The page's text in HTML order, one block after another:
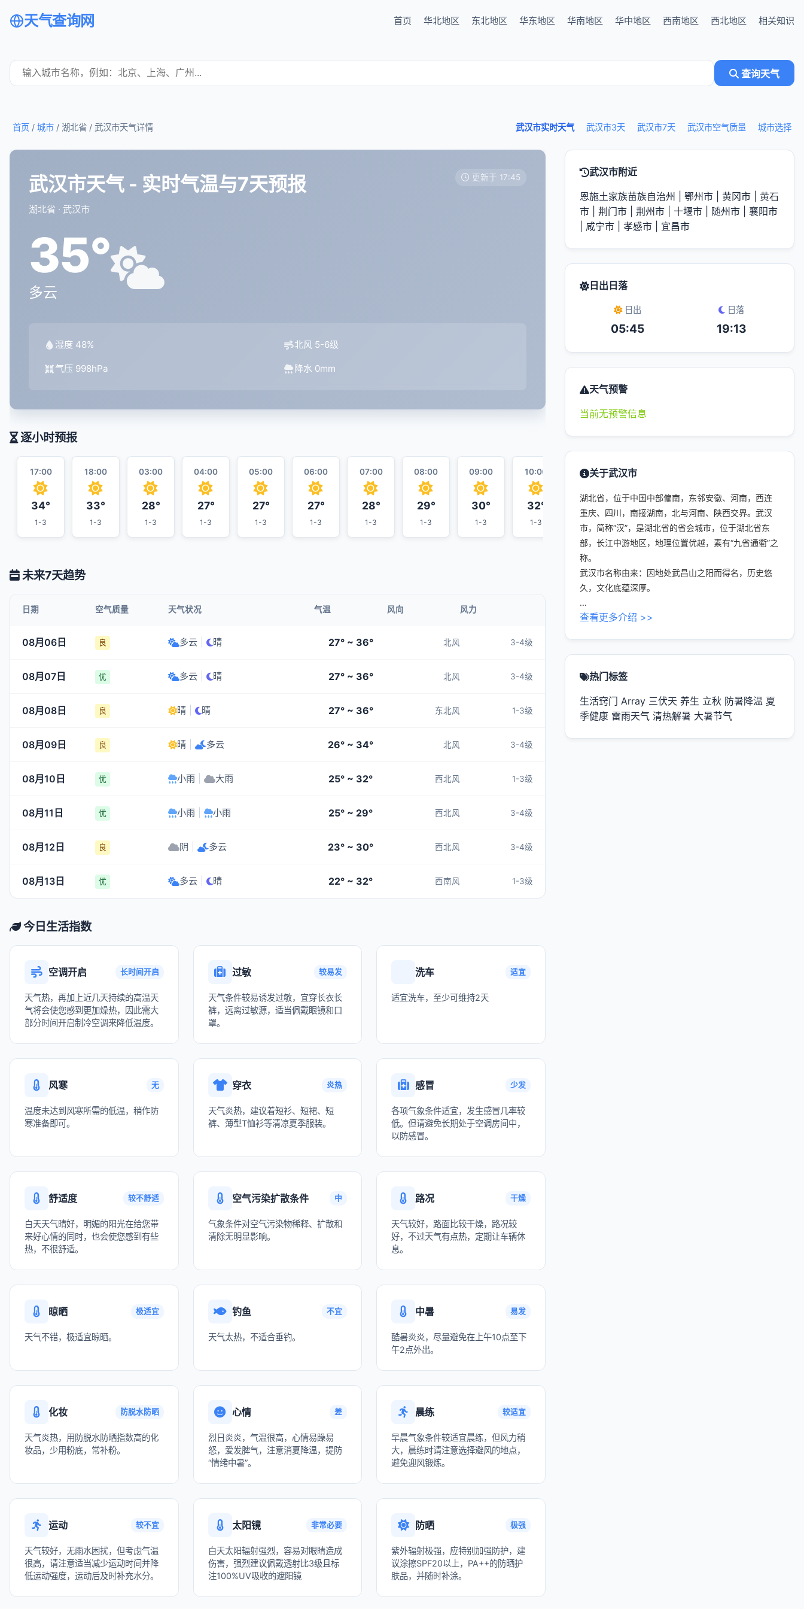
天气查询网 首页 华北地区 东北地区 华东地区 华南地区 华中地区 西南地区 西北地区 相关知识
查询天气
武汉市实时天气 武汉市3天 武汉市7天 武汉市空气质量 城市选择
首页 / 城市 / 湖北省 / 武汉市天气详情
武汉市天气 - 实时气温与7天预报
湖北省 · 武汉市
更新于 17:45
35°
多云
湿度 48% 北风 5-6级
气压 998hPa 降水 0mm
逐小时预报
17:00
34°
1-3
18:00
33°
1-3
03:00
28°
1-3
04:00
27°
1-3
05:00
27°
1-3
06:00
27°
1-3
07:00
28°
1-3
08:00
29°
1-3
09:00
30°
1-3
10:00
32°
1-3
11:00
33°
12:00
34°
1-3
32°
1-3
35°
1-3
未来7天趋势
日期 空气质量 天气状况 气温 风向 风力
08月06日 良 多云 晴 27° ~ 36° 北风 3-4级
08月07日 优 多云 晴 27° ~ 36° 北风 3-4级
08月08日 良 晴 晴 27° ~ 36° 东北风 1-3级
08月09日 良 晴 多云 26° ~ 34° 北风 3-4级
08月10日 优 小雨 大雨 25° ~ 32° 西北风 1-3级
08月11日 优 小雨 小雨 25° ~ 29° 西北风 3-4级
08月12日 良 阴 多云 23° ~ 30° 西北风 3-4级
08月13日 优 多云 晴 22° ~ 32° 西南风 1-3级
今日生活指数
空调开启 长时间开启
天气热，再加上近几天持续的高温天
气将会使您感到更加燥热，因此需大
部分时间开启制冷空调来降低温度。
过敏 较易发
天气条件较易诱发过敏，宜穿长衣长
裤，远离过敏源，适当佩戴眼镜和口
罩。
洗车 适宜
适宜洗车，至少可维持2天
风寒 无
温度未达到风寒所需的低温，稍作防
寒准备即可。
穿衣 炎热
天气炎热，建议着短衫、短裙、短
裤、薄型T恤衫等清凉夏季服装。
感冒 少发
各项气象条件适宜，发生感冒几率较
低。但请避免长期处于空调房间中，
以防感冒。
舒适度 较不舒适
白天天气晴好，明媚的阳光在给您带
来好心情的同时，也会使您感到有些
热，不很舒适。
空气污染扩散条件 中
气象条件对空气污染物稀释、扩散和
清除无明显影响。
路况 干燥
天气较好，路面比较干燥，路况较
好，不过天气有点热，定期让车辆休
息。
晾晒 极适宜
天气不错，极适宜晾晒。
钓鱼 不宜
天气太热，不适合垂钓。
中暑 易发
酷暑炎炎，尽量避免在上午10点至下
午2点外出。
化妆 防脱水防晒
天气炎热，用防脱水防晒指数高的化
妆品，少用粉底，常补粉。
心情 差
烈日炎炎，气温很高，心情易躁易
怒，爱发脾气，注意消夏降温，提防
“情绪中暑”。
晨练 较适宜
早晨气象条件较适宜晨练，但风力稍
大，晨练时请注意选择避风的地点，
避免迎风锻炼。
运动 较不宜
天气较好，无雨水困扰，但考虑气温
很高，请注意适当减少运动时间并降
低运动强度，运动后及时补充水分。
太阳镜 非常必要
白天太阳辐射强烈，容易对眼睛造成
伤害，强烈建议佩戴透射比3级且标
注100%UV吸收的遮阳镜
防晒 极强
紫外辐射极强，应特别加强防护，建
议涂擦SPF20以上，PA++的防晒护
肤品，并随时补涂。
武汉市附近
恩施土家族苗族自治州 鄂州市 黄冈市
黄石
市
荆门市 荆州市 十堰市 随州市
襄阳市
咸宁市 孝感市 宜昌市
日出日落
日出
05:45
日落
19:13
天气预警
当前无预警信息
关于武汉市
湖北省，位于中国中部偏南，东邻安徽、河南，西连
重庆、四川，南接湖南，北与河南、陕西交界。武汉
市，简称“汉”，是湖北省的省会城市，位于湖北省东
部，长江中游地区，地理位置优越，素有“九省通衢”之
称。
武汉市名称由来：因地处武昌山之阳而得名，历史悠
久，文化底蕴深厚。
...
查看更多介绍 >>
热门标签
生活窍门 Array 三伏天 养生 立秋 防暑降温 夏
季健康 雷雨天气 清热解暑 大暑节气